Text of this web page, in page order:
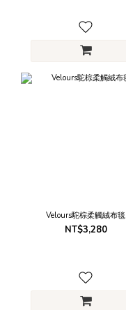
Velours駝棕柔觸絨布毯
NT$3,280